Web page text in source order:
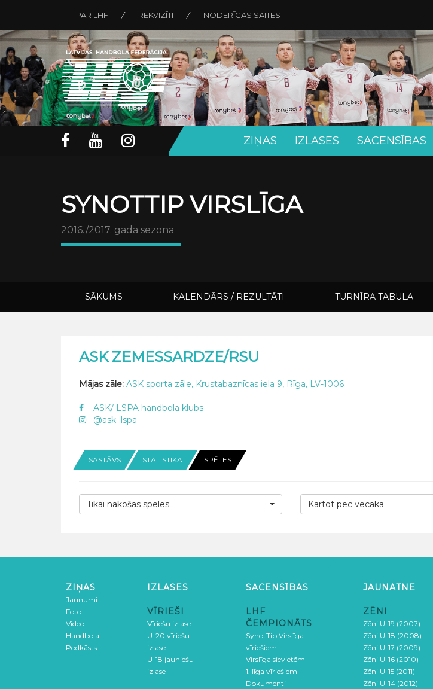
PAR LHF REKVIZĪTI NODERĪGAS SAITES
ZIŅAS IZLASES SACENSĪBAS
SYNOTTIP VIRSLĪGA
2016./2017. gada sezona
SĀKUMS KALENDĀRS / REZULTĀTI TURNĪRA TABULA
ASK ZEMESSARDZE/RSU
Mājas zāle: ASK sporta zāle, Krustabaznīcas iela 9, Rīga, LV-1006
ASK/ LSPA handbola klubs
@ask_lspa
SASTĀVS STATISTIKA SPĒLES
Tikai nākošās spēles Kārtot pēc vecākā
ZIŅAS
Jaunumi
Foto
Video
Handbola
Podkāsts
IZLASES
VĪRIEŠI
Vīriešu izlase
U-20 vīriešu
izlase
U-18 jauniešu
izlase
SACENSĪBAS
LHF
ČEMPIONĀTS
SynotTip Virslīga
vīriešiem
Virslīga sievietēm
1. līga vīriešiem
Dokumenti
JAUNATNE
ZĒNI
Zēni U-19 (2007)
Zēni U-18 (2008)
Zēni U-17 (2009)
Zēni U-16 (2010)
Zēni U-15 (2011)
Zēni U-14 (2012)